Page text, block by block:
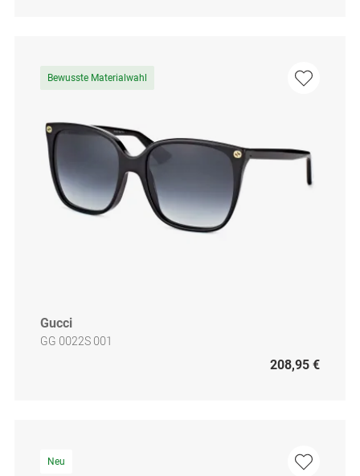
Bewusste Materialwahl
Gucci
GG 0022S 001
208,95 €
Neu